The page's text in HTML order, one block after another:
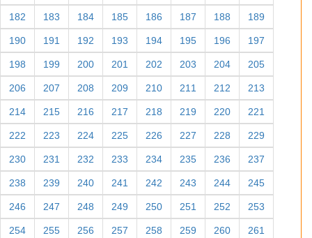
182 183 184 185 186 187 188 189
190 191 192 193 194 195 196 197
198 199 200 201 202 203 204 205
206 207 208 209 210 211 212 213
214 215 216 217 218 219 220 221
222 223 224 225 226 227 228 229
230 231 232 233 234 235 236 237
238 239 240 241 242 243 244 245
246 247 248 249 250 251 252 253
254 255 256 257 258 259 260 261